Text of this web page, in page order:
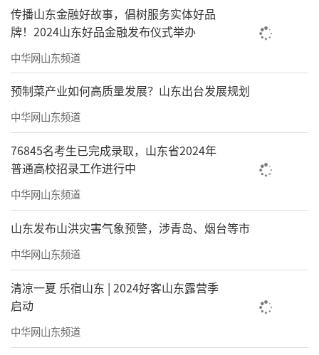
传播山东金融好故事，倡树服务实体好品
牌！2024山东好品金融发布仪式举办
中华网山东频道
预制菜产业如何高质量发展？山东出台发展规划
中华网山东频道
76845名考生已完成录取，山东省2024年
普通高校招录工作进行中
中华网山东频道
山东发布山洪灾害气象预警，涉青岛、烟台等市
中华网山东频道
清凉一夏 乐宿山东 | 2024好客山东露营季
启动
中华网山东频道